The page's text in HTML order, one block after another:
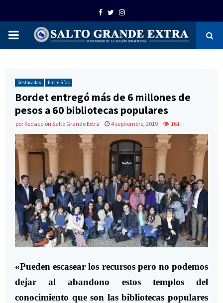
Facebook
TwitterInstagram
PRIMARY
Destacadas Entre Ríos
Bordet entregó más de 6 millones de
pesos a 60 bibliotecas populares
por Redacción Salto Grande Extra 4 septiembre, 2019 161
«Pueden escasear los recursos pero no podemos
dejar al abandono estos templos del
conocimiento que son las bibliotecas populares